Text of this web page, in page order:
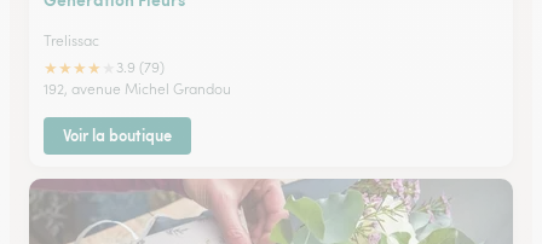
Trelissac
★★★★
3.9 (79)
192, avenue Michel Grandou
Voir la boutique